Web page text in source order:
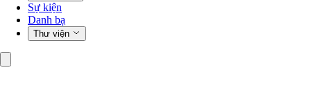
Sự kiện
Danh bạ
Thư viện